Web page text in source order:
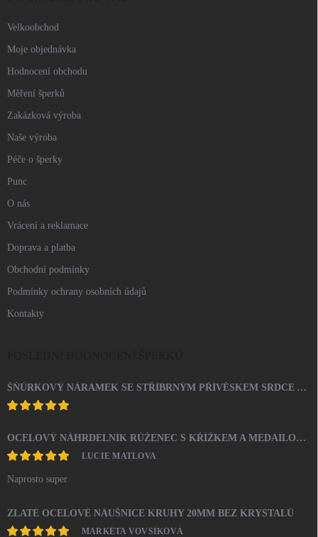
Velkoobchod
Moje objednávka
Hodnocení obchodu
Měření šperků
Zakázková výroba
Naše výroba
Péče o šperky
Punc
O nás
Vrácení a reklamace
Doprava a platba
Obchodní podmínky
Podmínky ochrany osobních údajů
Kontakty
ŠŇŮRKOVÝ NÁRAMEK SE STŘÍBRNÝM PŘÍVĚSKEM SRDCE A KRYSTALY SWAROVSKI CRYSTAL (STŘÍBRO 925/1000)
OCELOVÝ NÁHRDELNÍK RŮŽENEC S KŘÍŽKEM A MEDAILONEM
LUCIE MATLOVA
Naprosto super
ZLATÉ OCELOVÉ NÁUŠNICE KRUHY 20MM BEZ KRYSTALŮ
MARKÉTA VOVSÍKOVÁ